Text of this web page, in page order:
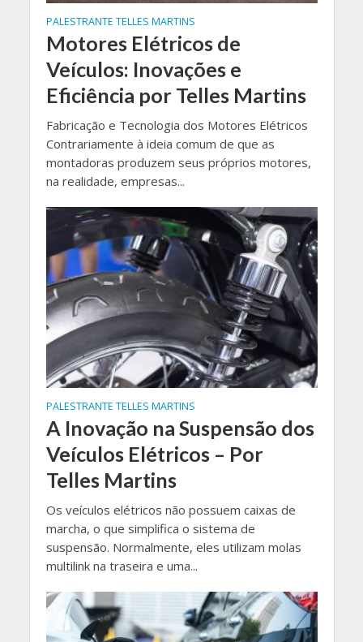
PALESTRANTE TELLES MARTINS
Motores Elétricos de
Veículos: Inovações e
Eficiência por Telles Martins
Fabricação e Tecnologia dos Motores Elétricos
Contrariamente à ideia comum de que as
montadoras produzem seus próprios motores,
na realidade, empresas...
PALESTRANTE TELLES MARTINS
A Inovação na Suspensão dos
Veículos Elétricos – Por
Telles Martins
Os veículos elétricos não possuem caixas de
marcha, o que simplifica o sistema de
suspensão. Normalmente, eles utilizam molas
multilink na traseira e uma...